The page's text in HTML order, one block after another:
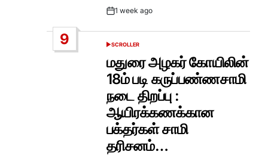
Post1 week ago
9
POSTED
SCROLLER
மதுரை அழகர் கோயிலின்
18ம் படி கருப்பண்ணசாமி
நடை திறப்பு :
ஆயிரக்கணக்கான
பக்தர்கள் சாமி
தரிசனம்…